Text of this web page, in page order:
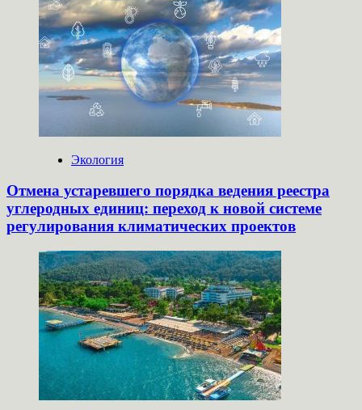
Экология
Отмена устаревшего порядка ведения реестра
углеродных единиц: переход к новой системе
регулирования климатических проектов